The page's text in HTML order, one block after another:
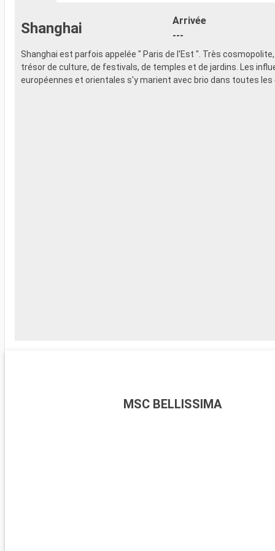
- Activités récréatives pour enfants
- Personnel qualifié multilingue
AUTRES PRIVILÈGES
- Points MSC Voyagers Club
SPORT ET
-
Broadway
- Espace
Shanghai
Arrivée
---
Shanghai est parfois appelée " Paris de l'Est ". Très
trésor de culture, de festivals, de temples et de jardins. Les
européennes et orientales s'y marient avec brio dans toutes
MSC BELLISSIMA